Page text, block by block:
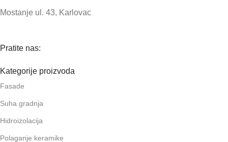
Mostanje ul. 43, Karlovac
Pratite nas:
Kategorije proizvoda
Fasade
Suha gradnja
Hidroizolacija
Polaganje keramike